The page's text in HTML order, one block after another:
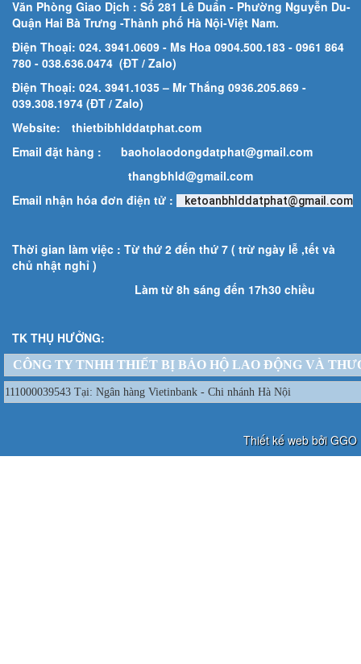
Văn Phòng Giao Dịch : Số 281 Lê Duẩn - Phường Nguyễn Du-
Quận Hai Bà Trưng -Thành phố Hà Nội-Việt Nam.
Điện Thoại: 024. 3941.0609 - Ms Hoa 0904.500.183 - 0961 864
780 - 038.636.0474 (ĐT / Zalo)
Điện Thoại: 024. 3941.1035 – Mr Thắng 0936.205.869 -
039.308.1974 (ĐT / Zalo)
Website:
thietbibhlddatphat.com
Email đặt hàng : baoholaodongdatphat@gmail.com
thangbhld@gmail.com
Email nhận hóa đơn điện tử :
ketoanbhlddatphat@gmail.com
Thời gian làm việc : Từ thứ 2 đến thứ 7 ( trừ ngày lễ ,tết và
chủ nhật nghỉ )
Làm từ 8h sáng đến 17h30 chiều
TK THỤ HƯỞNG:
CÔNG TY TNHH THIẾT BỊ BẢO HỘ LAO ĐỘNG VÀ
111000039543 Tại: Ngân hàng Vietinbank - Chi nhánh Hà Nội
Thiết kế web bởi GGO